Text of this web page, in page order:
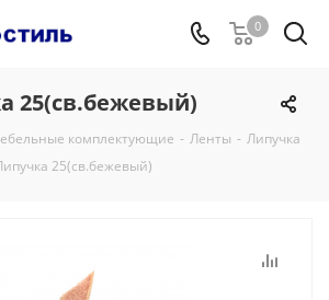
0
25(св.бежевый)
комплектующие - Ленты - Липучка
25(св.бежевый)